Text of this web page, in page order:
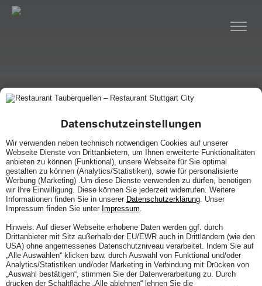
Datenschutzeinstellungen
Wir verwenden neben technisch notwendigen Cookies auf unserer
Webseite Dienste von Drittanbietern, um Ihnen erweiterte Funktionalitäten
anbieten zu können (Funktional), unsere Webseite für Sie optimal
gestalten zu können (Analytics/Statistiken), sowie für personalisierte
Werbung (Marketing) .Um diese Dienste verwenden zu dürfen, benötigen
wir Ihre Einwilligung. Diese können Sie jederzeit widerrufen. Weitere
Informationen finden Sie in unserer Datenschutzerklärung. Unser
Impressum finden Sie unter Impressum.
Hinweis: Auf dieser Webseite erhobene Daten werden ggf. durch
Drittanbieter mit Sitz außerhalb der EU/EWR auch in Drittländern (wie den
USA) ohne angemessenes Datenschutzniveau verarbeitet. Indem Sie auf
„Alle Auswählen“ klicken bzw. durch Auswahl von Funktional und/oder
Analytics/Statistiken und/oder Marketing in Verbindung mit Drücken von
„Auswahl bestätigen“, stimmen Sie der Datenverarbeitung zu. Durch
drücken der Schaltfläche „Alle ablehnen“ lehnen Sie die